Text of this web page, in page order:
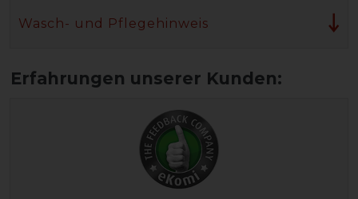
Wasch- und Pflegehinweis